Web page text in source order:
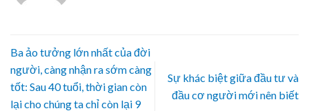
Ba ảo tưởng lớn nhất của đời
người, càng nhận ra sớm càng
tốt: Sau 40 tuổi, thời gian còn
lại cho chúng ta chỉ còn lại 9
Sự khác biệt giữa đầu tư và
đầu cơ người mới nên biết